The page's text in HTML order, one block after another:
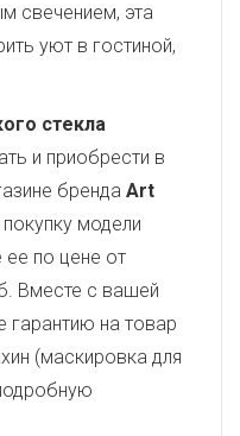
свечением, эта
уют в гостиной,
стекла
и приобрести в
бренда Art
модели
ее по цене от
Вместе с вашей
гарантию на товар
(маскировка для